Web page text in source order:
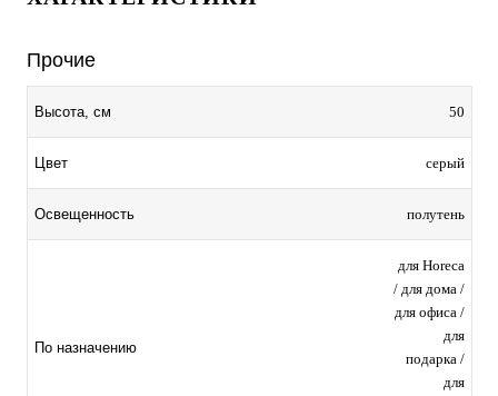
Прочие
Высота, см 50
Цвет серый
Освещенность полутень
По назначению
для Horeca
/ для дома /
для офиса /
для
подарка /
для